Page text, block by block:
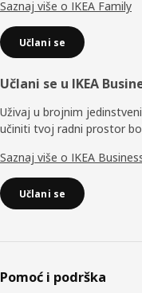
Saznaj više o IKEA Family
Učlani se
Učlani se u IKEA
Uživaj u brojnim
učiniti tvoj radni prostor
Saznaj više o IKEA
Učlani se
Pomoć i podrška